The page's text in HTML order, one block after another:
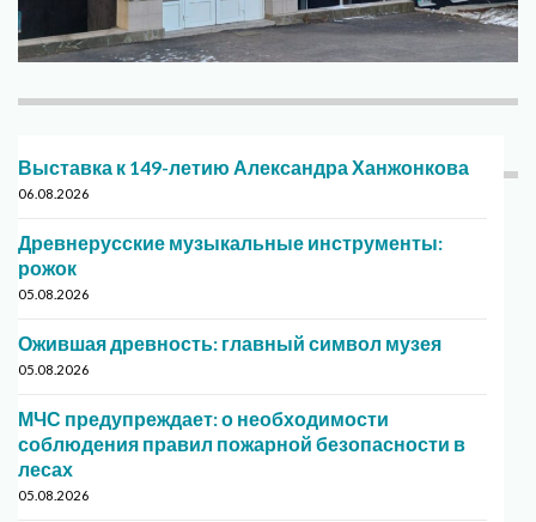
Выставка к 149-летию Александра Ханжонкова
06.08.2026
Древнерусские музыкальные инструменты:
рожок
05.08.2026
Ожившая древность: главный символ музея
05.08.2026
МЧС предупреждает: о необходимости
соблюдения правил пожарной безопасности в
лесах
05.08.2026